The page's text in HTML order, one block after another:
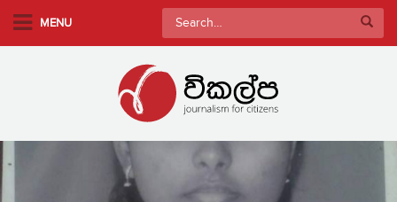
m
i
MENU
Search
for: